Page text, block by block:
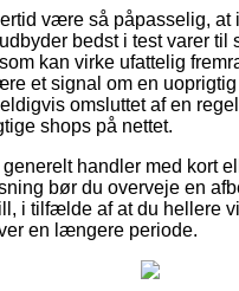
være så påpasselig, at
bedst i test varer til
kan virke ufattelig
et signal om en
omsluttet af en
shops på nettet.
handler med kort
bør du overveje en
i tilfælde af at du hellere
en længere periode.